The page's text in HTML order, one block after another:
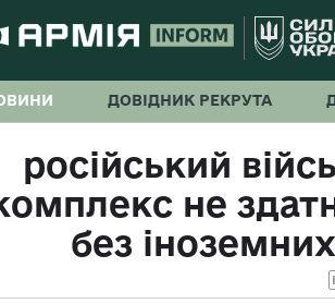
ДОВІДНИК РЕКРУТА
російський
не
без